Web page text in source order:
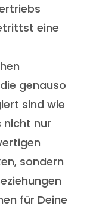
eine
genauso
sind wie
nicht nur
sondern
für Deine